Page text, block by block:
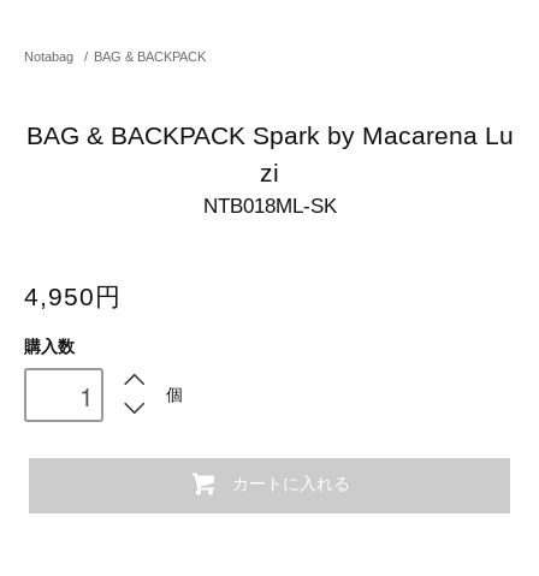
Notabag / BAG & BACKPACK
BAG & BACKPACK Spark by Macarena Lu
zi
NTB018ML-SK
4,950円
購入数
個
カートに入れる